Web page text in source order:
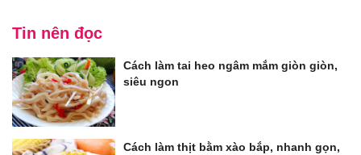
Tin nên đọc
Cách làm tai heo ngâm mắm giòn giòn,
siêu ngon
Cách làm thịt bằm xào bắp, nhanh gọn,